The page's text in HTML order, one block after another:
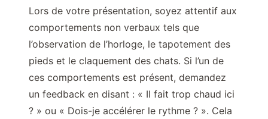
Lors de votre présentation, soyez attentif aux
comportements non verbaux tels que
l’observation de l’horloge, le tapotement des
pieds et le claquement des chats. Si l’un de
ces comportements est présent, demandez
un feedback en disant : « Il fait trop chaud ici
? » ou « Dois-je accélérer le rythme ? ». Cela